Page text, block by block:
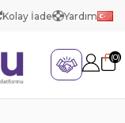
Kolay İade Yardım
0